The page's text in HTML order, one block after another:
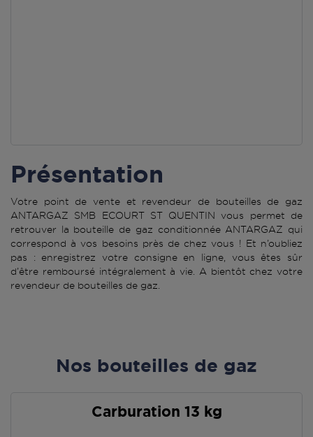
Présentation
Votre point de vente et revendeur de bouteilles de gaz
ANTARGAZ SMB ECOURT ST QUENTIN vous permet de
retrouver la bouteille de gaz conditionnée ANTARGAZ qui
correspond à vos besoins près de chez vous ! Et n’oubliez
pas : enregistrez votre consigne en ligne, vous êtes sûr
d’être remboursé intégralement à vie. A bientôt chez votre
revendeur de bouteilles de gaz.
Nos bouteilles de gaz
Carburation 13 kg